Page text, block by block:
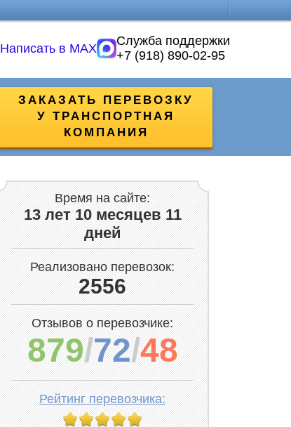
Написать в MAX
Служба поддержки
+7 (918) 890-02-95
ЗАКАЗАТЬ ПЕРЕВОЗКУ
У ТРАНСПОРТНАЯ
КОМПАНИЯ
Время на сайте:
13 лет 10 месяцев 11
дней
Реализовано перевозок:
2556
Отзывов о перевозчике:
879/72/48
Рейтинг перевозчика: